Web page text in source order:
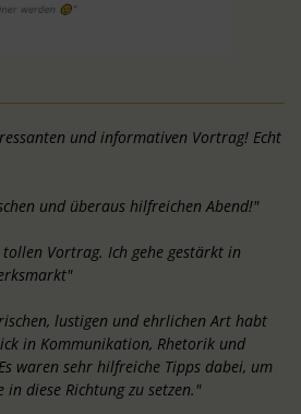
und informativen Vortrag! Echt
und überaus hilfreichen Abend!"
Vortrag. Ich gehe gestärkt in
lustigen und ehrlichen Art habt
in Kommunikation, Rhetorik und
waren sehr hilfreiche Tipps dabei, um
diese Richtung zu setzen."